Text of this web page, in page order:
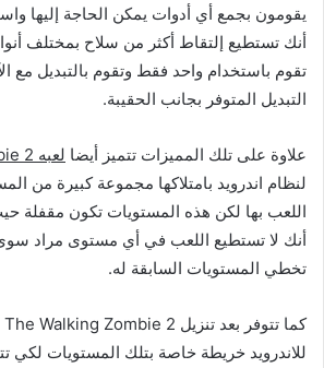
يقومون بجمع أي أدوات يمكن الحاجة إليها
أنك تستطيع إلتقاط أكثر من سلاح بمختلف
تقوم باستخدام واحد فقط وتقوم بالتبديل مع
التبديل المتوفر بجانب الحقيبة.
علاوة على تلك المميزات تتميز أيضا لعبه The Walking Zombie 2
لنظام اندرويد بامتلاكها مجموعة كبيرة من
اللعب بها لكن هذه المستويات تكون مقفلة
أنك لا تستطيع اللعب في أي مستوى مراد سوى
تخطي المستويات السابقة له.
للاندرويد خريطة خاصة بتلك المستويات لكي